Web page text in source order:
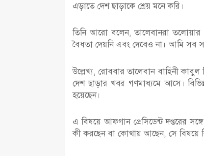
এড়াতে দেশ ছাড়াকে শ্রেয় মনে করি।
তিনি আরো বলেন, তালেবানরা তলোয়ার
বৈধতা দেয়নি এবং দেবেও না। আমি সব
উল্লেখ্য, রোববার তালেবান বাহিনী
দেশ ছাড়ার খবর গণমাধ্যমে আসে।
হয়েছেন।
এ বিষয়ে আফগান প্রেসিডেন্ট দপ্তরের
কী করছেন বা কোথায় আছেন, সে বিষয়ে